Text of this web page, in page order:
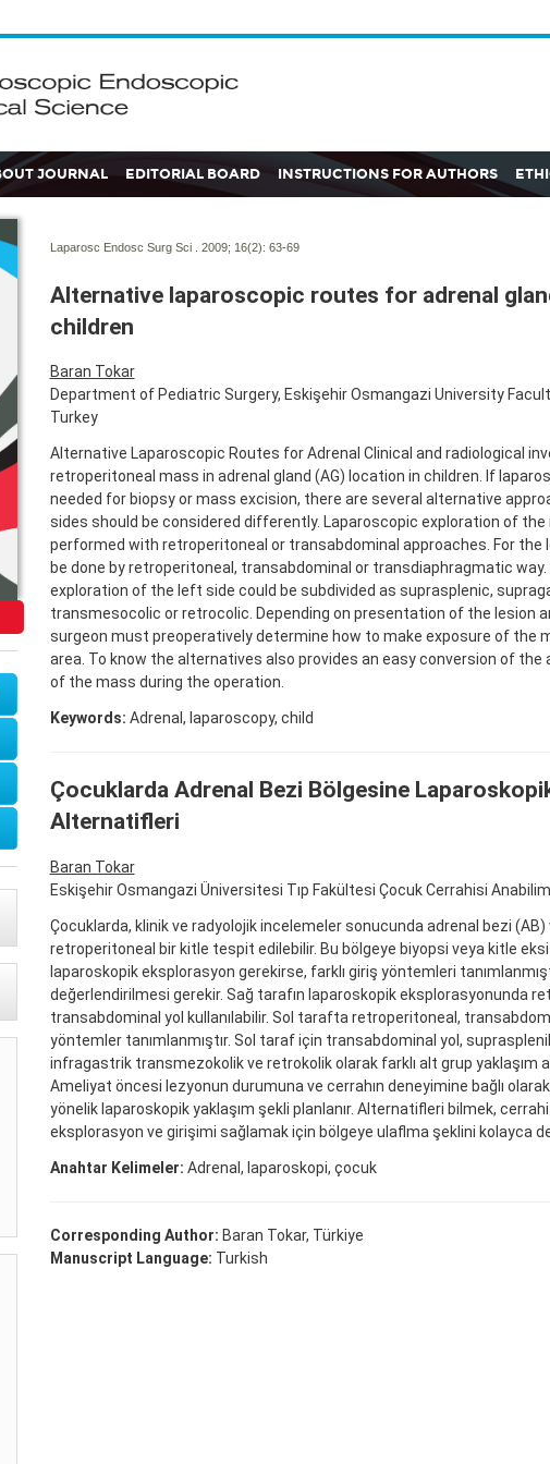
JOURNAL EDITORIAL BOARD INSTRUCTIONS FOR AUTHORS
Laparosc Endosc Surg Sci . 2009; 16(2): 63-69
Alternative laparoscopic routes for adrenal
children
Baran Tokar
Department of Pediatric Surgery, Eskişehir Osmangazi University
Turkey
Alternative Laparoscopic Routes for Adrenal Clinical and radiological
retroperitoneal mass in adrenal gland (AG) location in children. If
needed for biopsy or mass excision, there are several alternative
sides should be considered differently. Laparoscopic exploration of the
performed with retroperitoneal or transabdominal approaches. For the
be done by retroperitoneal, transabdominal or transdiaphragmatic way.
exploration of the left side could be subdivided as suprasplenic,
transmesocolic or retrocolic. Depending on presentation of the lesion
surgeon must preoperatively determine how to make exposure of the
area. To know the alternatives also provides an easy conversion of the
of the mass during the operation.
Keywords: Adrenal, laparoscopy, child
Çocuklarda Adrenal Bezi Bölgesine
Alternatifleri
Baran Tokar
Eskişehir Osmangazi Üniversitesi Tıp Fakültesi Çocuk Cerrahisi Anabilim
Çocuklarda, klinik ve radyolojik incelemeler sonucunda adrenal bezi
retroperitoneal bir kitle tespit edilebilir. Bu bölgeye biyopsi veya kitle
laparoskopik eksplorasyon gerekirse, farklı giriş yöntemleri
değerlendirilmesi gerekir. Sağ tarafın laparoskopik eksplorasyonunda
transabdominal yol kullanılabilir. Sol tarafta retroperitoneal,
yöntemler tanımlanmıştır. Sol taraf için transabdominal yol,
infragastrik transmezokolik ve retrokolik olarak farklı alt grup yaklaşım
Ameliyat öncesi lezyonun durumuna ve cerrahın deneyimine bağlı
yönelik laparoskopik yaklaşım şekli planlanır. Alternatifleri bilmek, cerrahi
eksplorasyon ve girişimi sağlamak için bölgeye ulaflma şeklini kolayca
Anahtar Kelimeler: Adrenal, laparoskopi, çocuk
Corresponding Author: Baran Tokar, Türkiye
Manuscript Language: Turkish